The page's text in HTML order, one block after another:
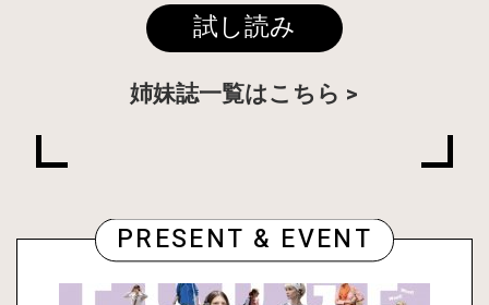
試し読み
姉妹誌一覧はこちら
PRESENT & EVENT